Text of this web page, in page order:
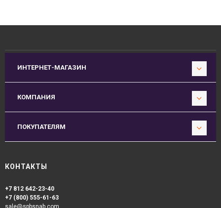
ИНТЕРНЕТ-МАГАЗИН
КОМПАНИЯ
ПОКУПАТЕЛЯМ
КОНТАКТЫ
+7 812 642-23-40
+7 (800) 555-61-63
sale@spbsnab.com